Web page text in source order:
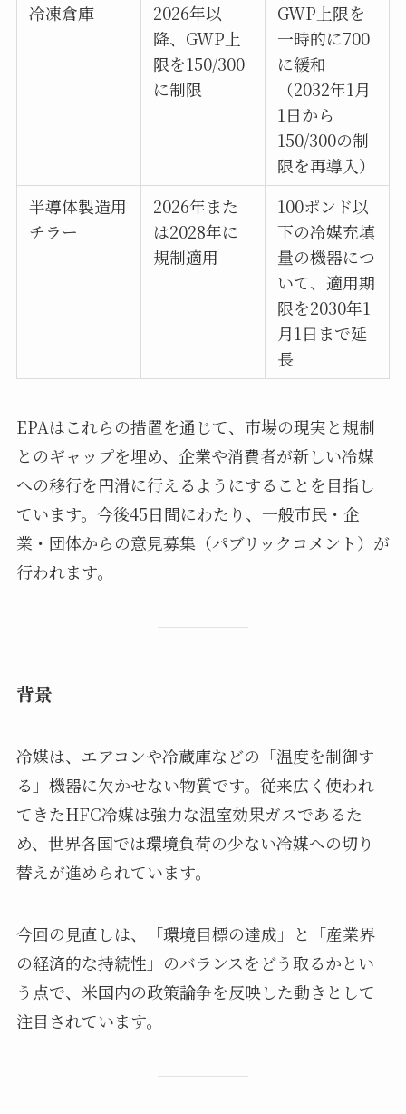
冷凍倉庫
2026年以
降、GWP上
限を150/300
に制限
GWP上限を
一時的に700
に緩和
（2032年1月
1日から
150/300の制
限を再導入）
半導体製造用
チラー
2026年また
は2028年に
規制適用
100ポンド以
下の冷媒充填
量の機器につ
いて、適用期
限を2030年1
月1日まで延
長
EPAはこれらの措置を通じて、市場の現実と規制
とのギャップを埋め、企業や消費者が新しい冷媒
への移行を円滑に行えるようにすることを目指し
ています。今後45日間にわたり、一般市民・企
業・団体からの意見募集（パブリックコメント）が
行われます。
背景
冷媒は、エアコンや冷蔵庫などの「温度を制御す
る」機器に欠かせない物質です。従来広く使われ
てきたHFC冷媒は強力な温室効果ガスであるた
め、世界各国では環境負荷の少ない冷媒への切り
替えが進められています。
今回の見直しは、「環境目標の達成」と「産業界
の経済的な持続性」のバランスをどう取るかとい
う点で、米国内の政策論争を反映した動きとして
注目されています。